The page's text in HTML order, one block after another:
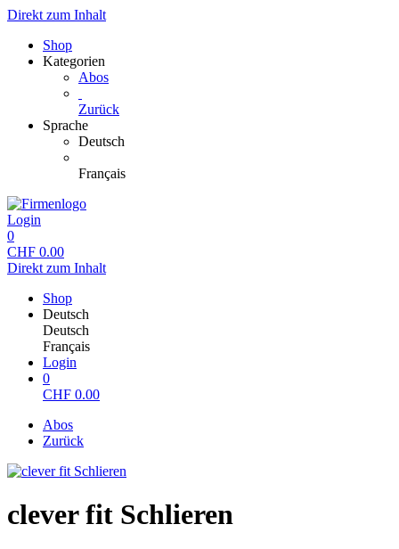
Direkt zum Inhalt
Shop
Kategorien
Abos
Zurück
Sprache
Deutsch
Français
Login
0
CHF 0.00
Direkt zum Inhalt
Shop
Deutsch
Deutsch
Français
Login
0
CHF 0.00
Abos
Zurück
clever fit Schlieren